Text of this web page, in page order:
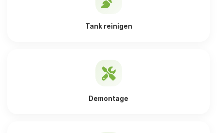
Tank reinigen
Demontage